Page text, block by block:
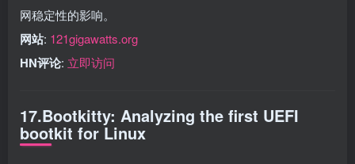
网稳定性的影响。
网站: 121gigawatts.org
HN评论: 立即访问
17.Bootkitty: Analyzing the first UEFI
bootkit for Linux